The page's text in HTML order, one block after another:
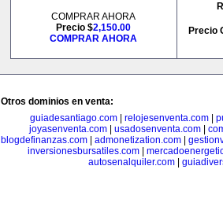
COMPRAR AHORA
Precio $2,150.00
COMPRAR AHORA
Precio
Otros dominios en venta:
guiadesantiago.com| relojesenventa.com|
joyasenventa.com
usadosenventa.com
blogdefinanzas.com
admonetization.com
inversionesbursatiles.com|
autosenalquiler.com|